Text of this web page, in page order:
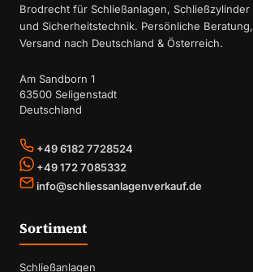
Brodrecht für Schließanlagen, Schließzylinder
und Sicherheitstechnik. Persönliche Beratung,
Versand nach Deutschland & Österreich.
Am Sandborn 1
63500 Seligenstadt
Deutschland
+49 6182 7728524
+49 172 7085332
info@schliessanlagenverkauf.de
Sortiment
Schließanlagen